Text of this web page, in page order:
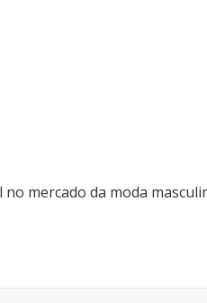
mercado da moda